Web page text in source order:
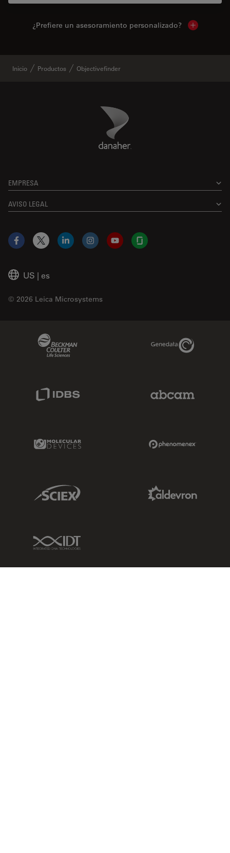
¿Prefiere un asesoramiento personalizado? Show local
Inicio Productos Objectivefinder
Danaher Logo
EMPRESA
AVISO LEGAL
US | es
© 2026 Leica Microsystems
Facebook
X LinkedInInstagramYouTubeGlassdoor
Genedata Link
Molecular Devices Link
Sciex Link
IDT Link